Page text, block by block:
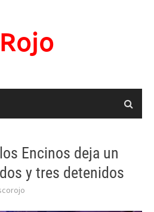
Encinos deja un
y tres detenidos